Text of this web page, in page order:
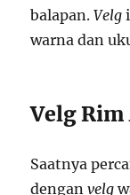
balapan.Velg
warna dan
Velg Rim
Saatnya
denganvelg